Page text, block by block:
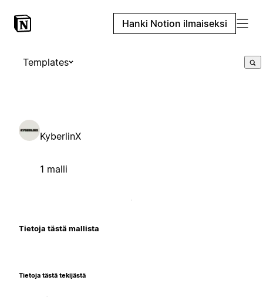
Hanki Notion ilmaiseksi
Templates
KyberlinX
1 malli
Tietoja tästä mallista
Tietoja tästä tekijästä